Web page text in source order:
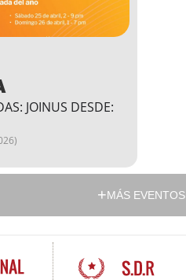
JOINUS DESDE:
MÁS EVENTOS